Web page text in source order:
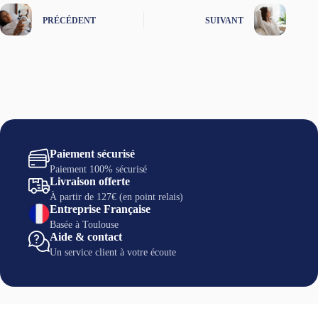
PRÉCÉDENT SUIVANT
Paiement sécurisé
Paiement 100% sécurisé
Livraison offerte
À partir de 127€ (en point relais)
Entreprise Française
Basée à Toulouse
Aide & contact
Un service client à votre écoute